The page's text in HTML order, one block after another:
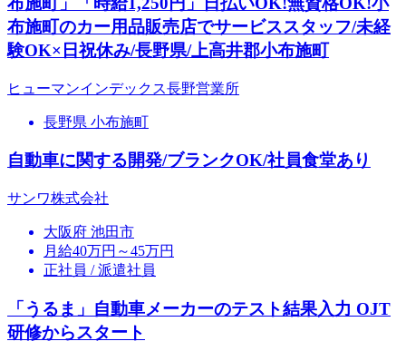
布施町のカー用品販売店でサービススタッフ/未経
験OK×日祝休み/長野県/上高井郡小布施町
ヒューマンインデックス長野営業所
長野県 小布施町
自動車に関する開発/ブランクOK/社員食堂あり
サンワ株式会社
大阪府 池田市
月給40万円～45万円
正社員 / 派遣社員
「うるま」自動車メーカーのテスト結果入力 OJT
研修からスタート